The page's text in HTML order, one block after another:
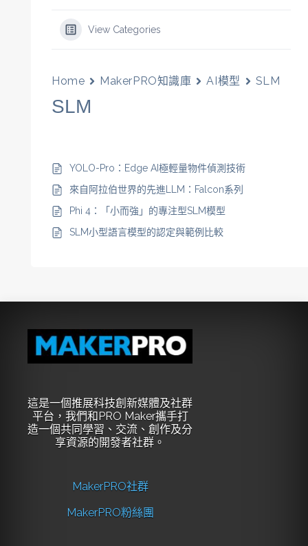
View Categories
Home MakerPRO知識庫 AI模型 SLM
SLM
YOLO-Pro：Edge AI極輕量物件偵測技術
來自阿拉伯世界的先進LLM：Falcon系列
Phi 4：「小而強」的專注型SLM模型
SLM小型語言模型的認定與範例比較
這是一個推展科技創新媒體及社群
平台，我們和PRO Maker攜手打
造一個共同學習、交流、創作及分
享資源的開發者社群。
MakerPRO社群
MakerPRO粉絲團